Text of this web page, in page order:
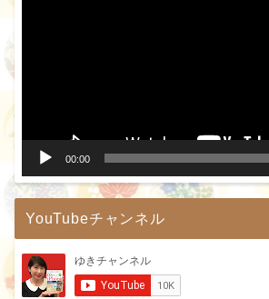
00:00
YouTubeチャンネル